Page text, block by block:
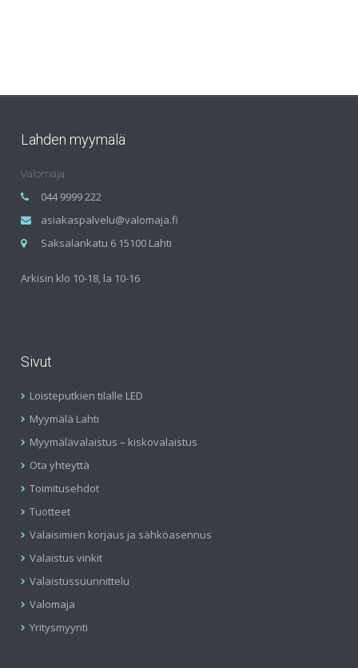
Lahden myymälä
Valomaja
044 9999 222
asiakaspalvelu@valomaja.fi
Saksalankatu 6 15100 Lahti
Arkisin klo 10-18, la 10-16
Sivut
Loisteputkien tilalle LED
Myymälä Lahti
Myymälävalaistus – kiskovalaistus
Ota yhteyttä
Toimitusehdot
Tuotteet
Valaisimien korjaus ja sähköasennus
Valaistus vinkit
Valaistussuunnittelu
Valomaja
Yritysmyynti